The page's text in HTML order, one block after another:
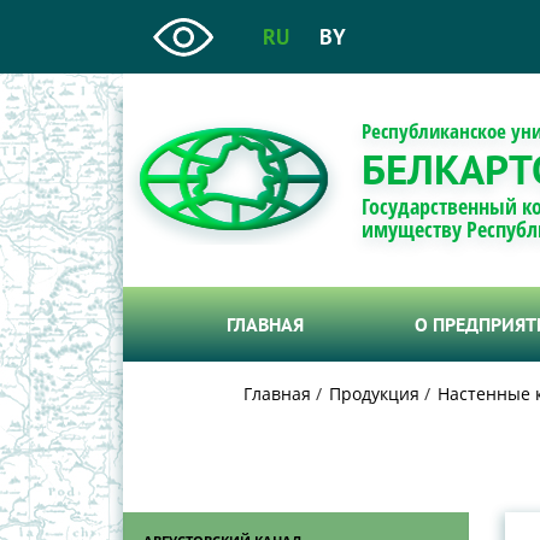
RU BY
Республиканское
Государственный
имуществу
ГЛАВНАЯ О
Главная Продукция Настенные